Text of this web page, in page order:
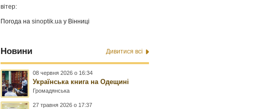
вітер:
Погода наsinoptik.ua у Вінниці
Новини Дивитися всі
08 червня 2026 о 16:34
Українська книга на Одещині
Громадянська
27 травня 2026 о 17:37